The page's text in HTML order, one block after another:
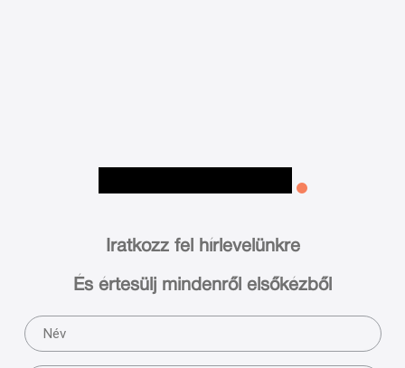
Iratkozz fel hírlevelünkre
És értesülj mindenről elsőkézből